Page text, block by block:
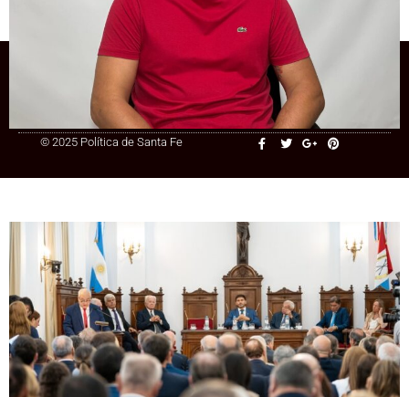
+54 9 3415 41-3086
© 2025 Política de Santa Fe